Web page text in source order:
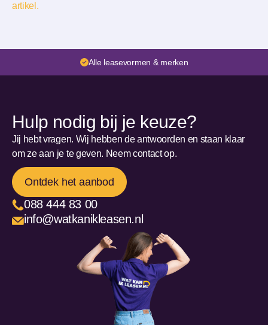
artikel.
Alle leasevormen & merken
Hulp nodig bij je keuze?
Jij hebt vragen. Wij hebben de antwoorden en staan klaar
om ze aan je te geven. Neem contact op.
Ontdek het aanbod
088 444 83 00
info@watkanikleasen.nl